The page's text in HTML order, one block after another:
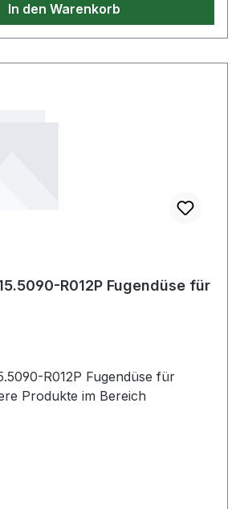
In den Warenkorb
R012P Fugendüse für
R012P Fugendüse für